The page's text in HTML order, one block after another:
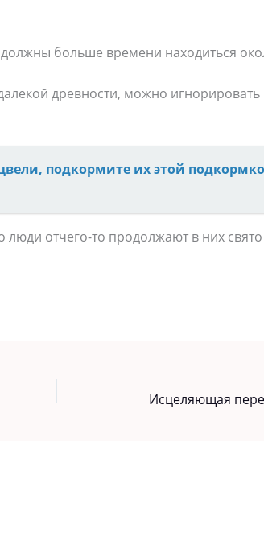
больше времени находиться
древности, можно
подкормите их этой
отчего-то продолжают в них